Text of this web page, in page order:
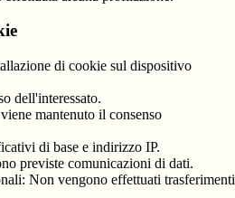
di cookie sul dispositivo
dell'interessato.
mantenuto il consenso
di base e indirizzo IP.
previste comunicazioni di dati.
Non vengono effettuati trasferimenti